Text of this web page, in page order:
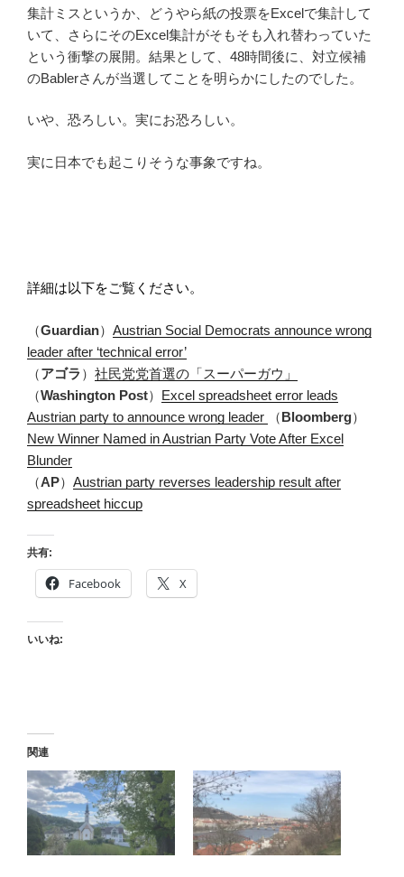
集計ミスというか、どうやら紙の投票をExcelで集計して
いて、さらにそのExcel集計がそもそも入れ替わっていた
という衝撃の展開。結果として、48時間後に、対立候補
のBablerさんが当選してことを明らかにしたのでした。
いや、恐ろしい。実にお恐ろしい。
実に日本でも起こりそうな事象ですね。
詳細は以下をご覧ください。
（Guardian） Austrian Social Democrats announce wrong
leader after ‘technical error’
（アゴラ） 社民党党首選の「スーパーガウ」
（Washington Post） Excel spreadsheet error leads
Austrian party to announce wrong leader
（Bloomberg）
New Winner Named in Austrian Party Vote After Excel
Blunder
（AP） Austrian party reverses leadership result after
spreadsheet hiccup
共有:
Facebook X
いいね:
関連